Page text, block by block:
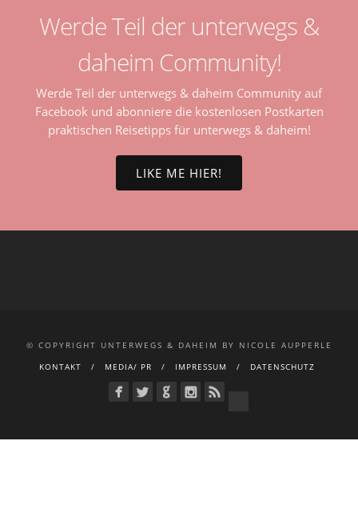
Werde Teil der unterwegs &
daheim Community!
Werde Teil der unterwegs & daheim Community auf
Facebook und abonniere die kostenlosen Postkarten
praktischen Reisetipps für unterwegs & daheim!
LIKE ME HIER!
© COPYRIGHT UNTERWEGS & DAHEIM BY NICOLE AUPPERLE
KONTAKT
MEDIA/ PR IMPRESSUM DATENSCHUTZ